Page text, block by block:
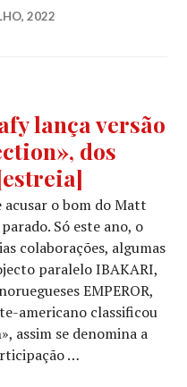
2022
lança versão
dos
acusar o bom do Matt
Só este ano, o
colaborações, algumas
paralelo IBAKARI,
EMPEROR,
americano classificou
assim se denomina a
…
Heafy lança versão